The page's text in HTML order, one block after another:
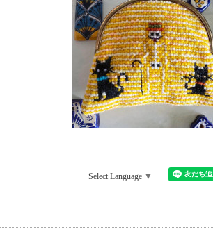
Select Language ▼